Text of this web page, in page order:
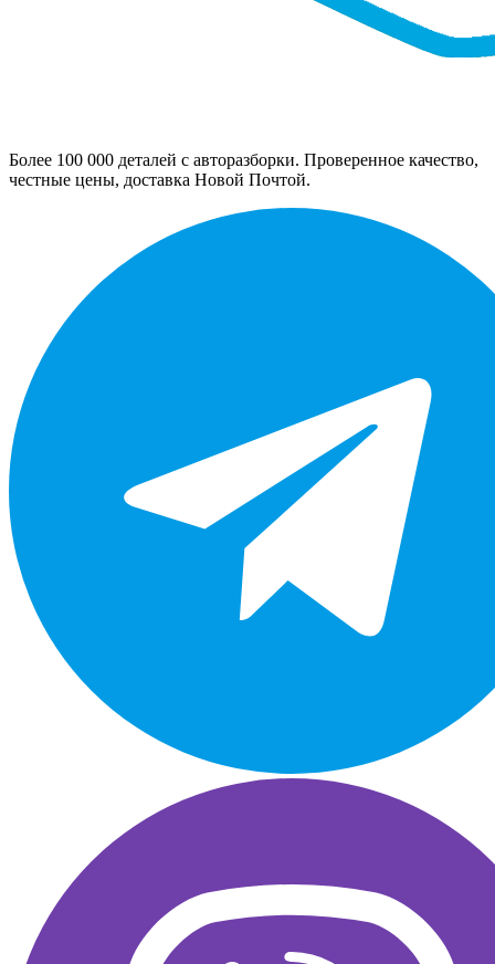
Более 100 000 деталей с авторазборки. Проверенное качество,
честные цены, доставка Новой Почтой.